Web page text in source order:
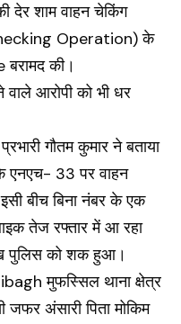
देर शाम वाहन चेकिंग
Operation) के
बरामद की।
वाले आरोपी को भी धर
गौतम कुमार ने बताया
एनएच- 33 पर वाहन
बीच बिना नंबर के एक
तेज रफ्तार में आ रहा
पुलिस को शक हुआ।
मुफस्सिल थाना क्षेत्र
जफर अंसारी पिता मोकिम